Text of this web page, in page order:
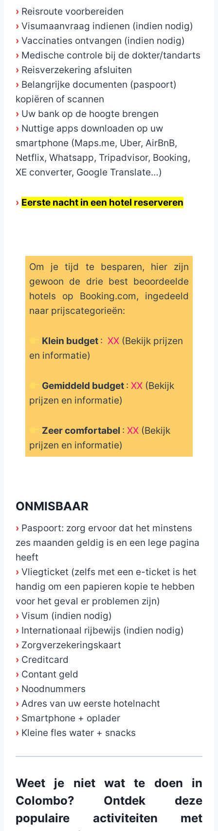
› Reisroute voorbereiden
› Visumaanvraag indienen (indien nodig)
› Vaccinaties ontvangen (indien nodig)
› Medische controle bij de dokter/tandarts
› Reisverzekering afsluiten
› Belangrijke documenten (paspoort)
kopiëren of scannen
› Uw bank op de hoogte brengen
› Nuttige apps downloaden op uw
smartphone (Maps.me, Uber, AirBnB,
Netflix, Whatsapp, Tripadvisor, Booking,
XE converter, Google Translate…)
› Eerste nacht in een hotel reserveren
Om je tijd te besparen, hier zijn
gewoon de drie best beoordeelde
hotels op Booking.com, ingedeeld
naar prijscategorieën:
Klein budget : XX(Bekijk prijzen
en informatie)
Gemiddeld budget : XX(Bekijk
prijzen en informatie)
Zeer comfortabel : XX(Bekijk
prijzen en informatie)
ONMISBAAR
› Paspoort: zorg ervoor dat het minstens
zes maanden geldig is en een lege pagina
heeft
› Vliegticket (zelfs met een e-ticket is het
handig om een papieren kopie te hebben
voor het geval er problemen zijn)
› Visum (indien nodig)
› Internationaal rijbewijs (indien nodig)
› Zorgverzekeringskaart
› Creditcard
› Contant geld
› Noodnummers
› Adres van uw eerste hotelnacht
› Smartphone + oplader
› Kleine fles water + snacks
Weet je niet wat te doen in
Colombo? Ontdek deze
populaire activiteiten met